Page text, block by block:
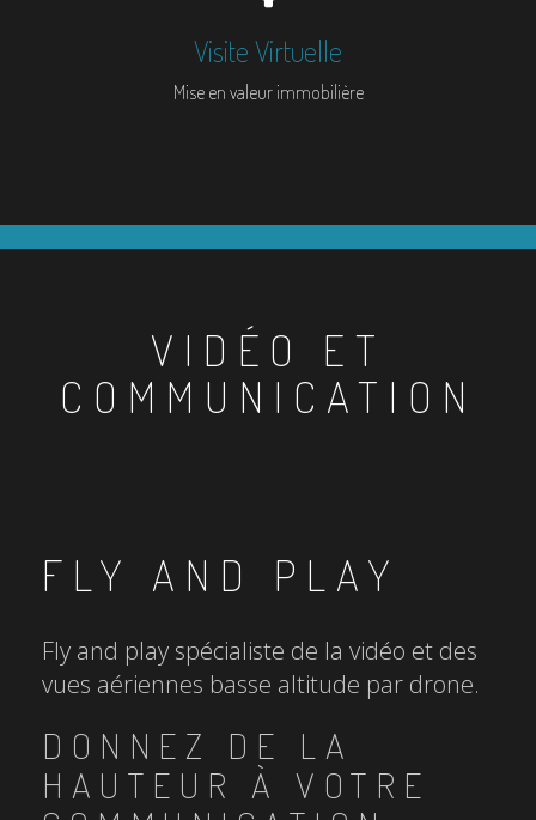
Visite Virtuelle
Mise en valeur immobilière
VIDÉO ET
COMMUNICATION
FLY AND PLAY
Fly and play spécialiste de la vidéo et des
vues aériennes basse altitude par drone.
DONNEZ DE LA
HAUTEUR À VOTRE